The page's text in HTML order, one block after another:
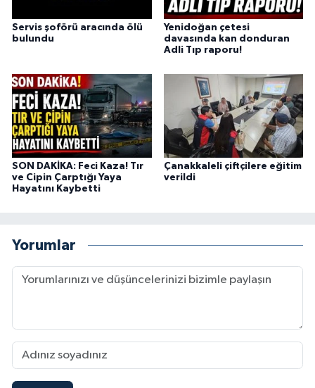
Servis şoförü aracında ölü
bulundu
Yenidoğan çetesi
davasında kan donduran
Adli Tıp raporu!
SON DAKİKA: Feci Kaza! Tır
ve Cipin Çarptığı Yaya
Hayatını Kaybetti
Çanakkaleli çiftçilere eğitim
verildi
Yorumlar